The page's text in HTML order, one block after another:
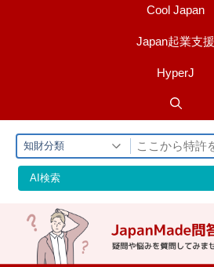
Cool Japan
Japan起業支援
HyperJ
知財分類
AI検索